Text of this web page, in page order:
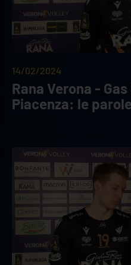
14/02/2024
Rana Verona -
Piacenza: le